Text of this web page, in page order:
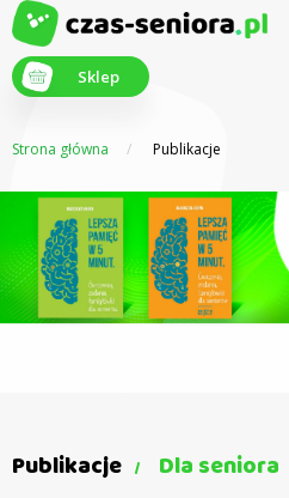
Sklep
Z myślą o
Strona główna Publikacje
Publikacje Dla seniora